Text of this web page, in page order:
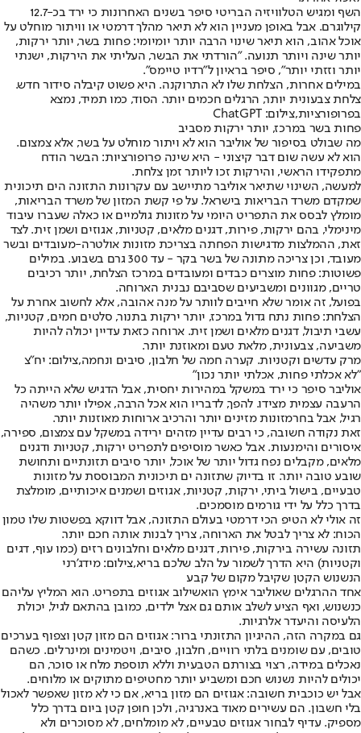
השף ומגיש הטלוויזיה הבריטי סיפר בשנים האחרונות כי ירד בכ-12.7
קילוגרם. אבל באופן מעניין הוא לא תיאר מהלך דרמטי או וויתור מוחלט על
אוכל אהוב, הוא תיאר שינוי הרבה יותר יומיומי: פחות בשר, יותר ירקות,
יותר שינה ויותר תנועה. "הורדתי את הבשר, העליתי את הירקות, ישנתי
יותר וזזתי יותר", סיפר בראיון ל"רדיו טיימס".
במילים אחרות, הצלחת שלו לא התרוקנה. היא פשוט קיבלה סידור חדש.
צלחת צבעונית יותר, הרגלים חכמים יותר. הסוד, כמו תמיד, נמצא
בפרופורציות,צילום: ChatGPT
פחות בשר במרכז, יותר ירקות מסביב
מה שבולט בסיפור של אוליבר הוא לא ויתור מוחלט על בשר, אלא צמצום.
הוא לא עשה שום דבר קיצוני - היא שינה פרופורציות: הבשר הודח
מתפקידו הראשי, והירקות זכו ליותר זמן צלחת.
למעשה, השינוי שתיאר אוליבר מתיישב עם עקרונות התזונה הים תיכונית
שמקדם משרד הבריאות בישראל. על פי קשת המזון של משרד הבריאות,
מומלץ לבסס את התפריט היומי על מזונות גולמיים או כאלה שעברו עיבוד
מינימלי, בהם ירקות, פירות, דגנים מלאים, קטניות, אגוזים ושמן זית. לצד
זאת, ההמלצות מדגישות הפחתה בצריכת מזונות אולטרה-מעובדים ובשר
מעובד, וכן צריכה מתונה של בשר בקר - עד 300 גרם בשבוע. במילים
פשוטות: פחות מוצרים כבדים ומעובדים במרכז הצלחת, יותר רכיבים
טריים, מגוונים ומשביעים שסביבם נבנית הארוחה.
בפועל, זה אומר שלא חייבים לוותר על מנה אהובה, אלא לחשוב אחרת על
הצלחת: פחות נתח גדול במרכז, יותר ירקות בתנור, סלטים חמים, קטניות,
עשבי תיבול, דגנים מלאים ושמן זית. ארוחה כזאת עדיין יכולה להיות
משביעה, צבעונית, מלאת טעם ומאוזנת יותר.
מרק עדשים וקטניות. קערה חמה של חלבון, סיבים ונחמה,צילום: יח"צ
"לא אכלתי פחות, אכלתי יותר נכון"
אוליבר סיפר כי ירד במשקל במהירות יחסית, אבל הדגיש שלא הייתה כל
הרעבה עצמית מצידו. להפך, לדבריו הוא אכל הרבה, אפילו יותר משהיה
רגיל, אבל בחרמזונות מזינים יותר והרכיב ארוחות מאוזנות יותר.
זאת נקודה חשובה, כי רבים עדיין מזהים ירידה במשקל עם צמצום, ספירה,
איסורים והימנעות. אבל כאשר מוסיפים לתפריט ירקות, קטניות ודגנים
מלאים, מקבלים נפח גדול יותר של אוכל, יותר סיבים תזונתיים ותחושת
שובע טובה יותר. זו בדיוק שתזונה ים תיכונית המבוססת על מזונות
טבעיים, בישול ביתי, ירקות, קטניות, אגוזים ושמנים איכותיים, מומלצת
בדרך כלל על ידי גורמים מוסמכים.
זה אולי לא הטיפ הכי דרמטי בעולם התזונה, אבל דווקא בפשטות שלו טמון
הכוח: לא צריך לבטל את הארוחה, צריך לבנות אותה חכם יותר.
תזונה עשירה בירקות, פירות, דגנים מלאים וחלבונים רזים (כמו עוף, דגים
וקטניות) היא הדרך לשמור על הלב שלכם בריא,צילום: מידג'רני
הנשנוש הקטן שקיבל מקום של קבע
אחד ההרגלים שאוליבר אימץ הואשילוב אגוזים בתפריט. הוא המליץ עליהם
כנשנוש, ואף הציע לשלב אותם גם אצל ילדים, כמובן בהתאם לגיל, יכולת
הלעיסה והיעדר אלרגיות.
גם במקרה הזה, ההיגיון התזונתי ברור: אגוזים הם מזון קטן וצפוף בערכים
טובים, עם שומנים בלתי רוויים, חלבון, סיבים, ויטמינים ומינרלים. כשהם
נאכלים במידה, רצוי בצורתם הטבעית וללא תוספת מלח או סוכר, הם
יכולים להיות נשנוש חכם ומשביע יותר מחטיפים מתוקים או מלוחים.
אבל יש כוכבית חשובה: אגוזים הם מזון בריא, אם כי לא מזון שאפשר לאכול
בלי חשבון. הם עשירים מאוד באנרגיה, ולכן חופן קטן ביום בדרך כלל
מספיק. עדיף לבחור אגוזים טבעיים, לא מומלחים, לא מסוכרים ולא